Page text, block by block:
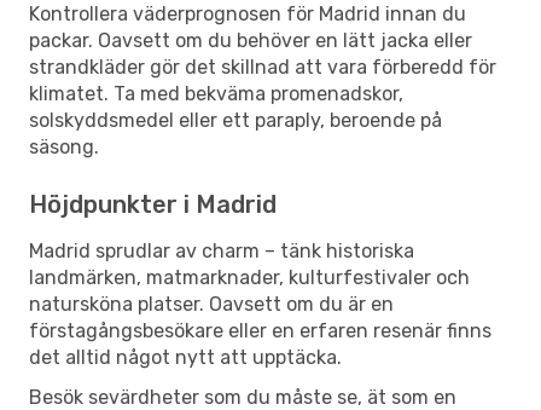
Kontrollera väderprognosen för Madrid innan du
packar. Oavsett om du behöver en lätt jacka eller
strandkläder gör det skillnad att vara förberedd för
klimatet. Ta med bekväma promenadskor,
solskyddsmedel eller ett paraply, beroende på
säsong.
Höjdpunkter i Madrid
Madrid sprudlar av charm – tänk historiska
landmärken, matmarknader, kulturfestivaler och
natursköna platser. Oavsett om du är en
förstagångsbesökare eller en erfaren resenär finns
det alltid något nytt att upptäcka.
Besök sevärdheter som du måste se, ät som en